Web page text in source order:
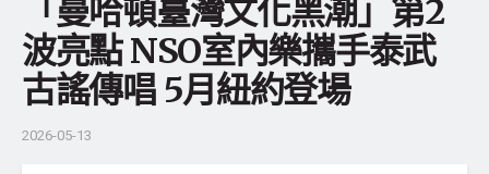
「曼哈頓臺灣文化黑潮」第2
波亮點 NSO室內樂攜手泰武
古謠傳唱 5月紐約登場
2026-05-13